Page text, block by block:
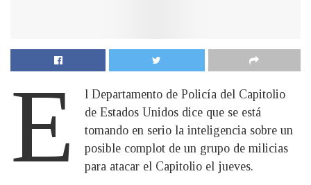
E
l Departamento de Policía del Capitolio
de Estados Unidos dice que se está
tomando en serio la inteligencia sobre un
posible complot de un grupo de milicias
para atacar el Capitolio el jueves.